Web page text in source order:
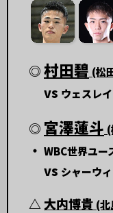
◎村田碧 (松
vs ウェスレ
◎ 宮澤蓮斗
・ WBC世界ユー
vs シャーウ
△ 大内博貴 (